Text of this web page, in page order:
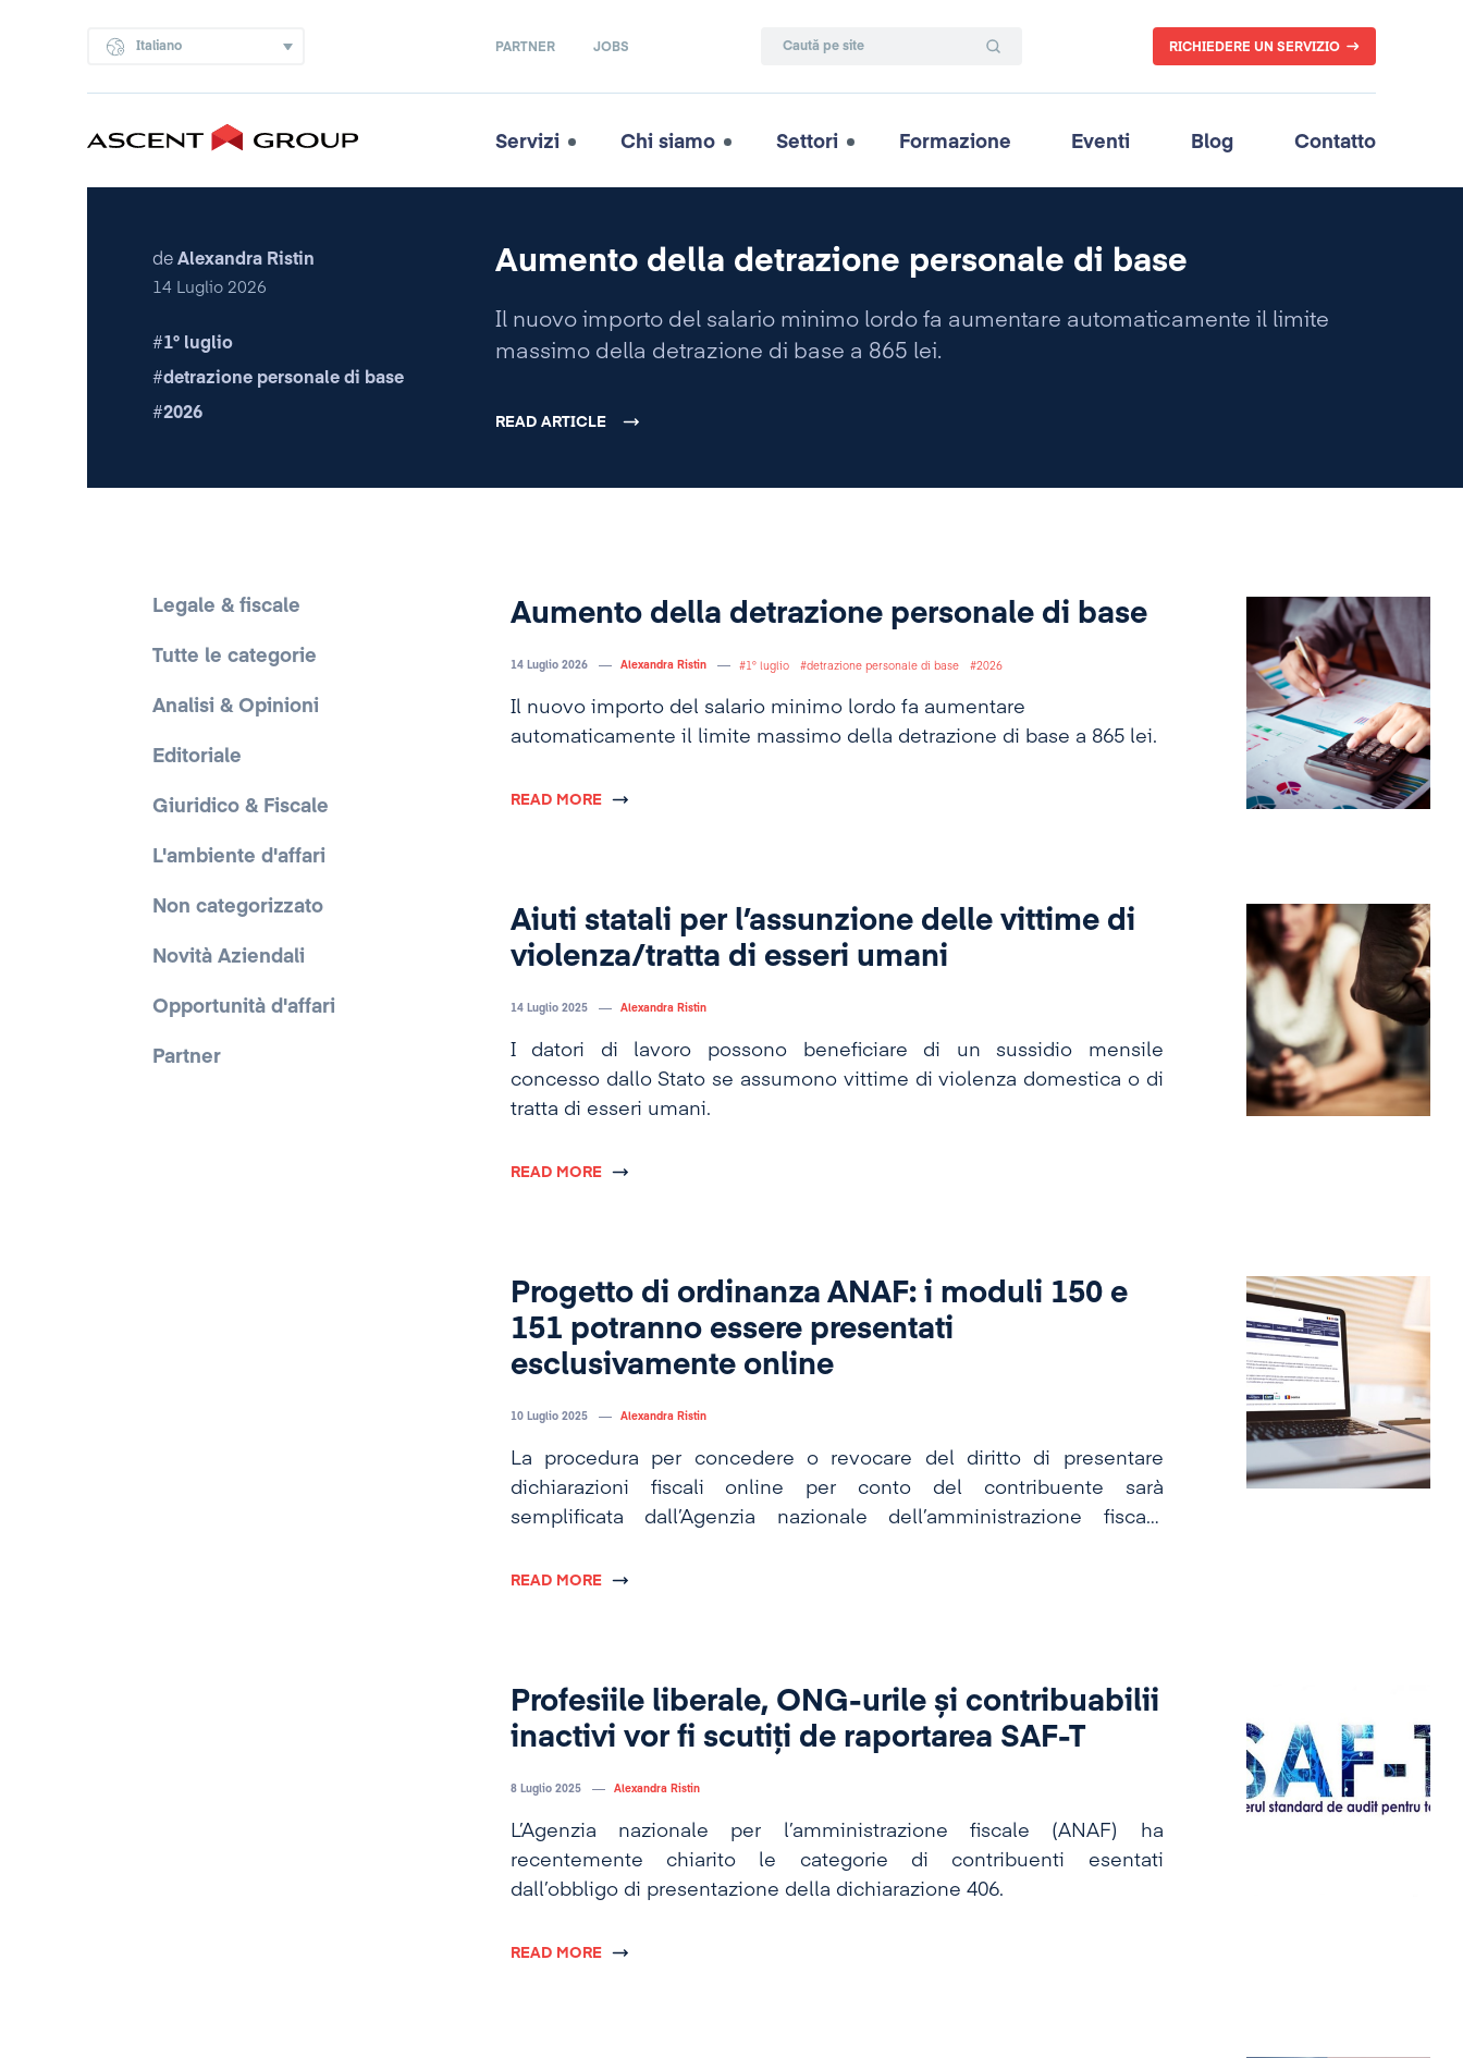
Italiano PARTNER JOBS RICHIEDERE UN SERVIZIO
Servizi Chi siamo Settori Formazione Eventi Blog Contatto
de Alexandra Ristin
14 Luglio 2026
1° luglio
detrazione personale di base
2026
Aumento della detrazione personale di base
Il nuovo importo del salario minimo lordo fa aumentare automaticamente il limite
massimo della detrazione di base a 865 lei.
READ ARTICLE
Legale & fiscale
Tutte le categorie
Analisi & Opinioni
Editoriale
Giuridico & Fiscale
L'ambiente d'affari
Non categorizzato
Novità Aziendali
Opportunità d'affari
Partner
Aumento della detrazione personale di base
14 Luglio 2026 Alexandra Ristin 1° luglio detrazione personale di base 2026
Il nuovo importo del salario minimo lordo fa aumentare
automaticamente il limite massimo della detrazione di base a 865 lei.
READ MORE
Aiuti statali per l’assunzione delle vittime di
violenza/tratta di esseri umani
14 Luglio 2025 Alexandra Ristin
I datori di lavoro possono beneficiare di un sussidio mensile
concesso dallo Stato se assumono vittime di violenza domestica o di
tratta di esseri umani.
READ MORE
Progetto di ordinanza ANAF: i moduli 150 e
151 potranno essere presentati
esclusivamente online
10 Luglio 2025 Alexandra Ristin
La procedura per concedere o revocare del diritto di presentare
dichiarazioni fiscali online per conto del contribuente sarà
semplificata dall’Agenzia nazionale dell’amministrazione fiscale
READ MORE
Profesiile liberale, ONG-urile și contribuabilii
inactivi vor fi scutiți de raportarea SAF-T
8 Luglio 2025 Alexandra Ristin
L’Agenzia nazionale per l’amministrazione fiscale (ANAF) ha
recentemente chiarito le categorie di contribuenti esentati
dall’obbligo di presentazione della dichiarazione 406.
READ MORE